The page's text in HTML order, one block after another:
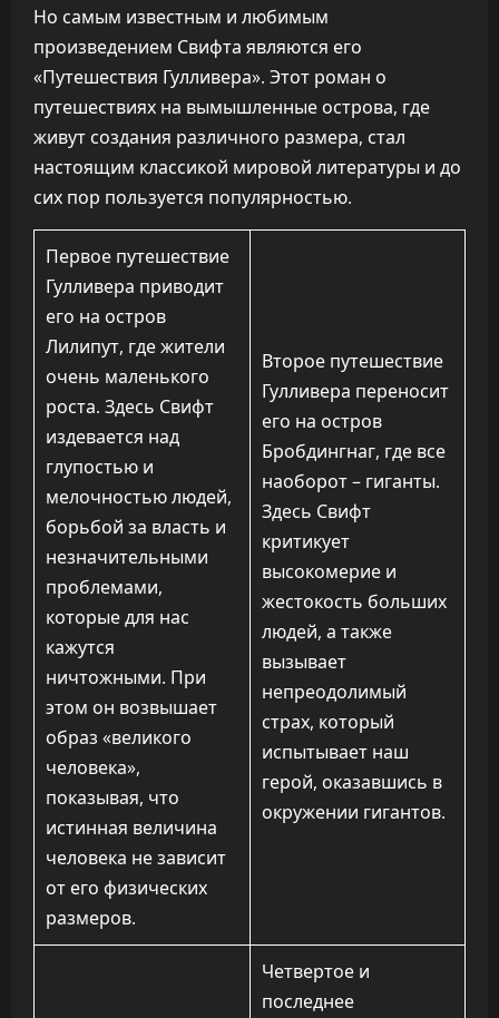
Но самым известным и любимым
произведением Свифта являются его
«Путешествия Гулливера». Этот роман о
путешествиях на вымышленные острова, где
живут создания различного размера, стал
настоящим классикой мировой литературы и до
сих пор пользуется популярностью.
Первое путешествие
Гулливера приводит
его на остров
Лилипут, где жители
очень маленького
роста. Здесь Свифт
издевается над
глупостью и
мелочностью людей,
борьбой за власть и
незначительными
проблемами,
которые для нас
кажутся
ничтожными. При
этом он возвышает
образ «великого
человека»,
показывая, что
истинная величина
человека не зависит
от его физических
размеров.
Второе путешествие
Гулливера переносит
его на остров
Бробдингнаг, где все
наоборот – гиганты.
Здесь Свифт
критикует
высокомерие и
жестокость больших
людей, а также
вызывает
непреодолимый
страх, который
испытывает наш
герой, оказавшись в
окружении гигантов.
Четвертое и
последнее